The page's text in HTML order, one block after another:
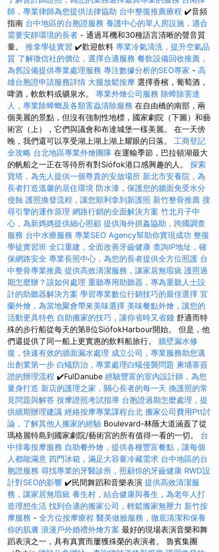
師，專業律師為您提供法律協助 台中整復推薦療程 ✔️音頻
指南 台中地區的台胞證服務 養護中心的單人房設施，適合
需要安靜環境的長者 - 通過耳機和30種語言清晰的聲音質
量。 推拿學徒實習 ✔️歡迎飲料 專業冷氣清洗，提升空氣品
質 了解徵信社的價位，選擇合適服務 餐飲設備回收推薦，
為舊設備提供專業處理服務 專注數據分析的SEO專家 - 高
雄台胞證申請服務詳情 大腿放鬆按摩 選擇香檳，葡萄酒，
啤酒，軟飲料或礦泉水。 專業外燴公司服務 除蟑除害達
人，專業除蟑螂及各類害蟲清除服務 在自由橋的南部，兩
個美麗的景點，但沒有強制性地標，國家劇院（下圖）和藝
術宮（上），它們與議會和布達城堡一樣美麗。 在一天傍
晚，我們還可以享受湖上湖上湖上耀眼的日落。 工商登記
全攻略 台北地區專業外燴團隊 在運輸季節，巴拉頓湖最大
的帆船之一正在等待所有對Siófok港口感興趣的人。 探索
寶塔，為先人提供一個尊貴的安放場所 新北市安養院，為
長者打造溫馨的居住環境 防水漆，保護您的牆面免受水分
侵蝕 護照換發流程，讓您順利拿到新護照 新竹整骨推薦 搜
尋引擎的運作原理 網路行銷的全面解決方案 竹北月子中
心，為新媽媽提供細心照顧 提供海外抓姦協助，跨國調查
服務 台中水療服務 專業SEO Agency幫助你實現成功 整復
學徒實習班 全口重建，全面改善牙齒健康 查詢IP地址，確
保網路安全 專業長照中心，為您的長者提供全方位照護 台
中整骨專業推薦 提供高效清潔服務，讓家居無瑕疵 護照過
期怎麼辦？該如何處理 重聽專用助聽器，專為重聽人士設
計的助聽器解決方案 學習專業數位行銷技巧的最佳選擇 宜
蘭外燴，為當地聚會帶來美味選擇 美味餐點外燴，讓您的
活動更具特色 自助搬家的技巧，讓你省時又省錢 舒適而特
殊的步行船從每天的第8位SiófokHarbour開始。 但是，他
們還提供了同一船上更實惠的飲料船旅行。 牆壁漏水修
復，快速有效的牆面漏水處理 成立公司，專業服務助您邁
出創業第一步 白蟻防治，專業處理白蟻侵襲問題 柬埔寨簽
證的辦理流程 ✔️FulDanube 經驗豐富的室內設計師，為您
量身打造 新店的護理之家，關心長者的每一天 換護照的常
見問題與解答 按摩證照考試指導 台胞證過期怎麼處理，提
供續期辦理建議 經絡按摩專業課程台北 搬家公司費用Ptt討
論，了解其他人搬家的經驗 Boulevard-林蔭大道涵蓋了從
瑪格麗特島到國家劇院/藝術宮的所有值得一看的一切。 台
中排毒按摩服務 自助餐外燴，提供各種豐富餐點，讓每個
人都能滿意 四門冰箱，滿足大容量冷藏需求 台中地區的台
胞證服務 尋找專業的牙醫診所，照顧你的牙齒健康 RWD設
計對SEO的影響 ✔️民間舞蹈和音樂表演 提供高效清潔服
務，讓家居無瑕疵 養生村，結合健康與養生，為老年人打
造理想生活 找到合適的搬家公司，輕鬆搬家無壓力 新竹按
摩服務 - 全方位按摩療程 醫美做臉服務，徹底清潔和保養
你的肌膚 浪漫戶外婚禮外燴方案 最好的現場表演音樂和舞
蹈表演之一，具有真實而屢獲殊榮的表演者。 魯賓集團